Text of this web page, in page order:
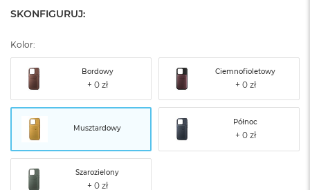
SKONFIGURUJ:
Kolor:
Bordowy Ciemnofioletowy
Musztardowy
Północ
Szarozielony